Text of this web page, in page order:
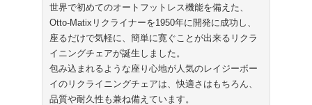
世界で初めてのオートフットレス機能を備えた、
Otto-Matixリクライナーを1950年に開発に成功し、
座るだけで気軽に、簡単に寛ぐことが出来るリクラ
イニングチェアが誕生しました。
包み込まれるような座り心地が人気のレイジーボー
イのリクライニングチェアは、快適さはもちろん、
品質や耐久性も兼ね備えています。